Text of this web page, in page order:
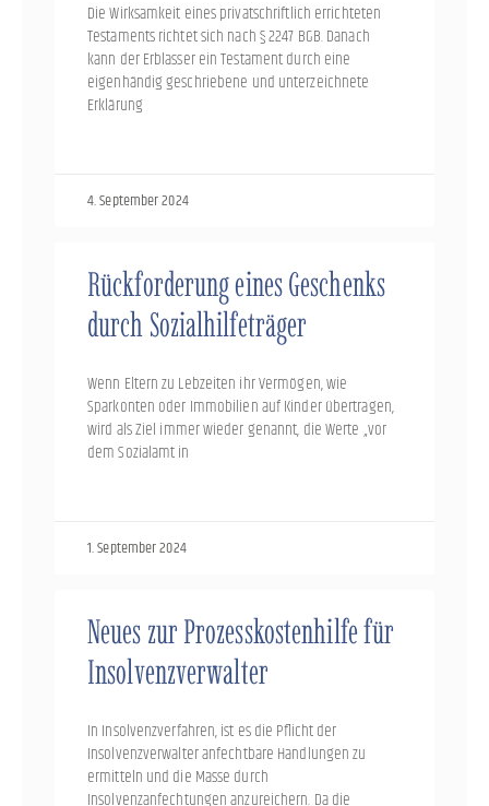
Die Wirksamkeit eines privatschriftlich errichteten
Testaments richtet sich nach § 2247 BGB. Danach
kann der Erblasser ein Testament durch eine
eigenhändig geschriebene und unterzeichnete
Erklärung
4. September 2024
Rückforderung eines Geschenks
durch Sozialhilfeträger
Wenn Eltern zu Lebzeiten ihr Vermögen, wie
Sparkonten oder Immobilien auf Kinder übertragen,
wird als Ziel immer wieder genannt, die Werte „vor
dem Sozialamt in
1. September 2024
Neues zur Prozesskostenhilfe für
Insolvenzverwalter
In Insolvenzverfahren, ist es die Pflicht der
Insolvenzverwalter anfechtbare Handlungen zu
ermitteln und die Masse durch
Insolvenzanfechtungen anzureichern. Da die